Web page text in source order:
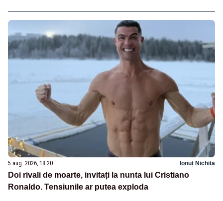
5 aug. 2026, 18:20 Ionuț Nichita
Doi rivali de moarte, invitați la nunta lui Cristiano
Ronaldo. Tensiunile ar putea exploda